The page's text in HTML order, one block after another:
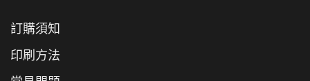
訂購須知
印刷方法